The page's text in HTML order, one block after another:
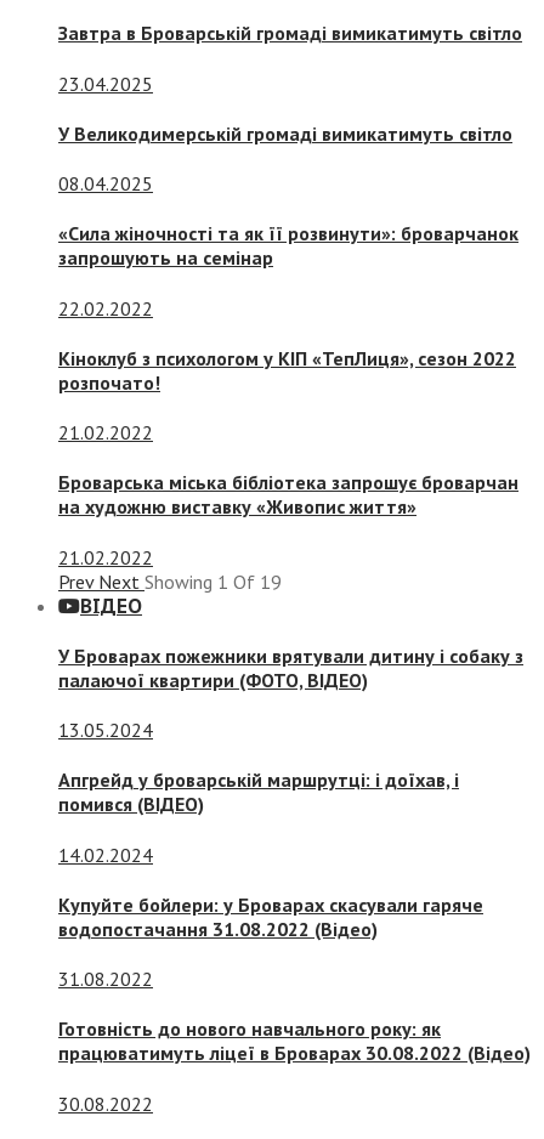
Завтра в Броварській громаді вимикатимуть світло
23.04.2025
У Великодимерській громаді вимикатимуть світло
08.04.2025
«Сила жіночності та як її розвинути»: броварчанок
запрошують на семінар
22.02.2022
Кіноклуб з психологом у КІП «ТепЛиця», сезон 2022
розпочато!
21.02.2022
Броварська міська бібліотека запрошує броварчан
на художню виставку «Живопис життя»
21.02.2022
Prev Next Showing 1 Of 19
ВІДЕО
У Броварах пожежники врятували дитину і собаку з
палаючої квартири (ФОТО, ВІДЕО)
13.05.2024
Апгрейд у броварській маршрутці: і доїхав, і
помився (ВІДЕО)
14.02.2024
Купуйте бойлери: у Броварах скасували гаряче
водопостачання 31.08.2022 (Відео)
31.08.2022
Готовність до нового навчального року: як
працюватимуть ліцеї в Броварах 30.08.2022 (Відео)
30.08.2022